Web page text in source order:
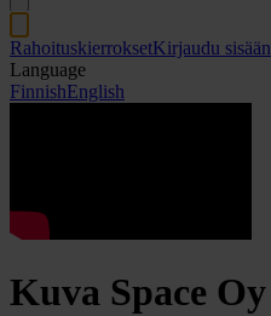
RahoituskierroksetKirjaudu sisään
Language
FinnishEnglish
Kuva Space Oy